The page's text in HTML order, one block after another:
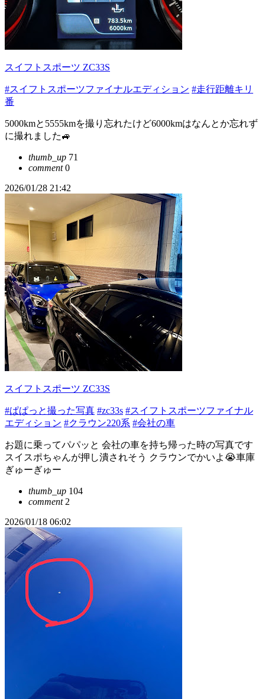
スイフトスポーツ ZC33S
#スイフトスポーツファイナルエディション #走行距離キリ
番
5000kmと5555kmを撮り忘れたけど6000kmはなんとか忘れず
に撮れました🚙
thumb_up 71
comment0
2026/01/28 21:42
スイフトスポーツ ZC33S
#ぱぱっと撮った写真 #zc33s #スイフトスポーツファイナル
エディション #クラウン220系 #会社の車
お題に乗ってパパッと 会社の車を持ち帰った時の写真です
スイスポちゃんが押し潰されそう クラウンでかいよ😭車庫
ぎゅーぎゅー
thumb_up 104
comment2
2026/01/18 06:02